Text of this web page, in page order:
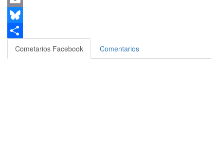
Email
Bluesky
Compartir
Cometarios Facebook Comentarios